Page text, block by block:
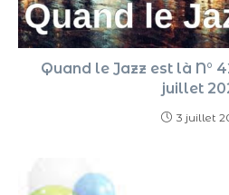
Quand le Jazz est là N°
juillet
3 juillet